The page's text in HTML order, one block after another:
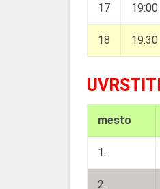
17 19:00
18 19:30
mesto
1.
2.